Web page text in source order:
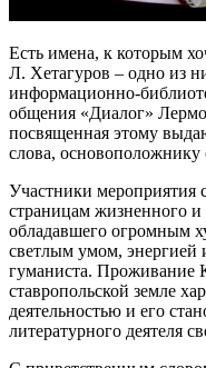
Есть имена, к которым
Л. Хетагуров – одно из
информационно-
общения «Диалог»
посвященная этому
слова, основоположнику
Участники мероприятия
страницам жизненного и
обладавшего огромным
светлым умом,
гуманиста. Проживание
ставропольской земле
деятельностью и его
литературного деятеля